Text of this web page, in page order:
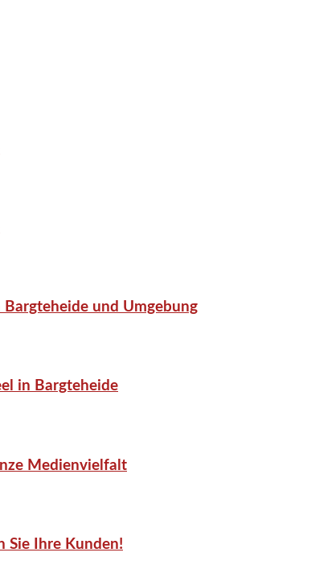
und Umgebung
in Bargteheide
Medienvielfalt
Sie Ihre Kunden!